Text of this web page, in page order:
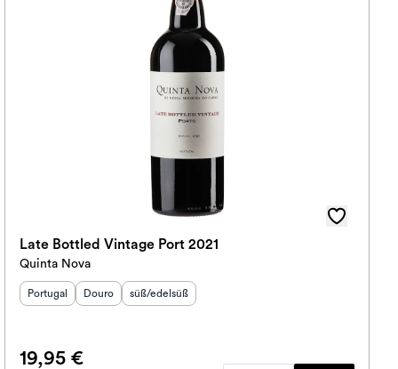
Late Bottled Vintage Port 2021
Quinta Nova
Herkunftsland:
Portugal Herkunftsregion:
Douro Geschmack:
süß/edelsüß
19,95 €